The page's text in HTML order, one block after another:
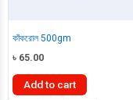
কাঁকরোল 500gm
৳ 65.00
Add to cart